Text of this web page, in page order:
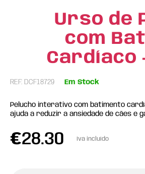
Urso de
com
Cardíaco
REF: DCF18729 Em Stock
Pelucho interativo com batimento
ajuda a reduzir a ansiedade de cães e
€28.30 Iva incluído